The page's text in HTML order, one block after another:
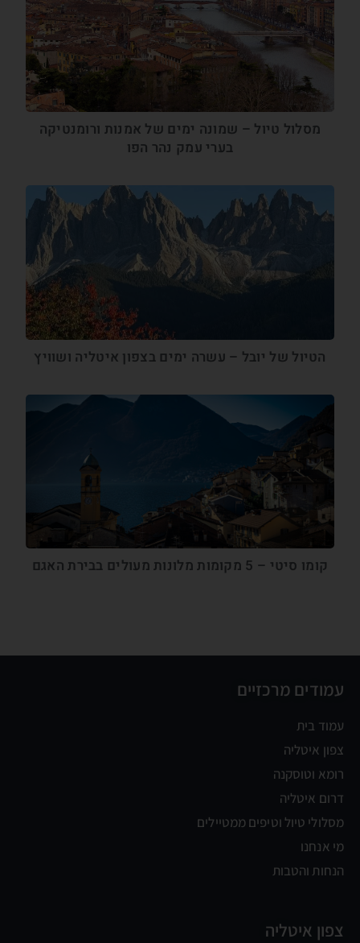
מסלול טיול – שמונה ימים של אמנות ורומנטיקה
בערי עמק נהר הפו
הטיול של יובל – עשרה ימים בצפון איטליה ושוויץ
קומו סיטי – 5 מקומות מלונות מעולים בבירת האגם
עמודים מרכזיים
עמוד בית
צפון איטליה
רומא וטוסקנה
דרום איטליה
מסלולי טיול וטיפים ממטיילים
מי אנחנו
הנחות והטבות
צפון איטליה